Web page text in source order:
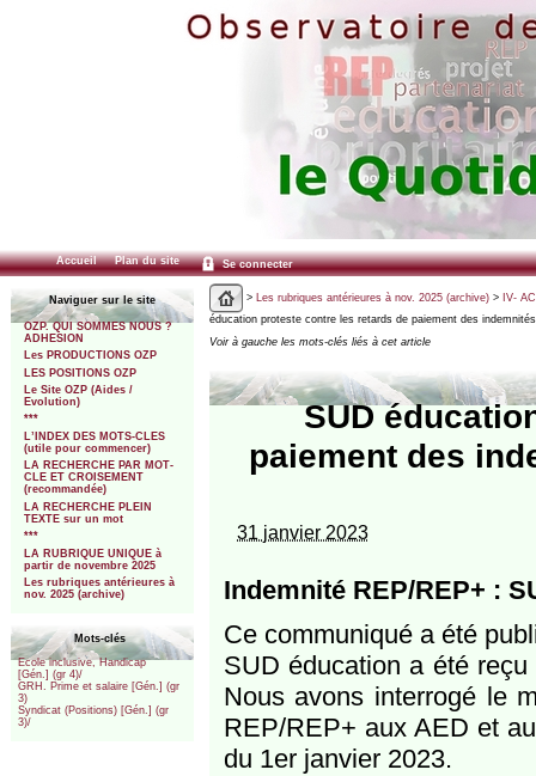
Accueil Plan du site Se connecter
Naviguer sur le site
OZP. QUI SOMMES NOUS ?
ADHESION
Les PRODUCTIONS OZP
LES POSITIONS OZP
Le Site OZP (Aides /
Evolution)
***
L’INDEX DES MOTS-CLES
(utile pour commencer)
LA RECHERCHE PAR MOT-
CLE ET CROISEMENT
(recommandée)
LA RECHERCHE PLEIN
TEXTE sur un mot
***
LA RUBRIQUE UNIQUE à
partir de novembre 2025
Les rubriques antérieures à
nov. 2025 (archive)
Mots-clés
Ecole inclusive, Handicap
[Gén.] (gr 4)/
GRH. Prime et salaire [Gén.] (gr
3)
Syndicat (Positions) [Gén.] (gr
3)/
> Les rubriques antérieures à nov. 2025 (archive)> IV-
éducation proteste contre les retards de paiement des
Voir à gauche les mots-clés liés à cet article
SUD
paiement des
31 janvier 2023
Indemnité REP/REP+ :
Ce communiqué a été
SUD éducation a été reçu
Nous avons interrogé le
REP/REP+ aux AED et
du 1er janvier 2023.